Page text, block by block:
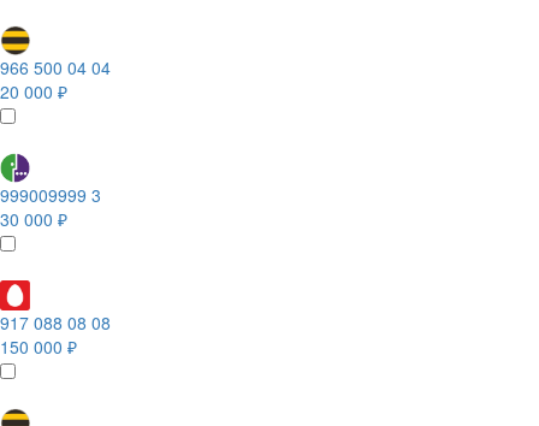
966 500 04 04
20 000 ₽
999009999 3
30 000 ₽
917 088 08 08
150 000 ₽